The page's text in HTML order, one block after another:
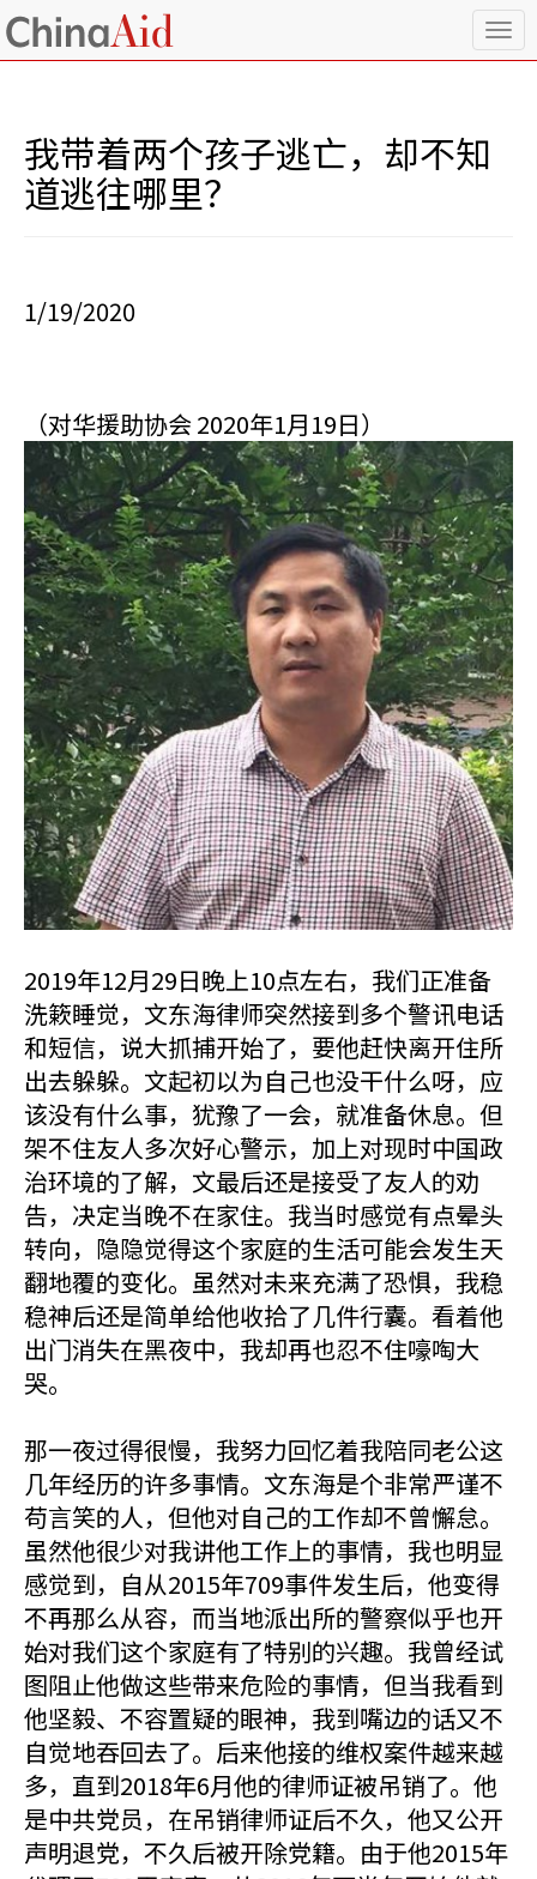
T
o
我带着两个孩子逃亡，却不知
道逃往哪里？
1/19/2020
（对华援助协会 2020年1月19日）
2019年12月29日晚上10点左右，我们正准备
洗簌睡觉，文东海律师突然接到多个警讯电话
和短信，说大抓捕开始了，要他赶快离开住所
出去躲躲。文起初以为自己也没干什么呀，应
该没有什么事，犹豫了一会，就准备休息。但
架不住友人多次好心警示，加上对现时中国政
治环境的了解，文最后还是接受了友人的劝
告，决定当晚不在家住。我当时感觉有点晕头
转向，隐隐觉得这个家庭的生活可能会发生天
翻地覆的变化。虽然对未来充满了恐惧，我稳
稳神后还是简单给他收拾了几件行囊。看着他
出门消失在黑夜中，我却再也忍不住嚎啕大
哭。
那一夜过得很慢，我努力回忆着我陪同老公这
几年经历的许多事情。文东海是个非常严谨不
苟言笑的人，但他对自己的工作却不曾懈怠。
虽然他很少对我讲他工作上的事情，我也明显
感觉到，自从2015年709事件发生后，他变得
不再那么从容，而当地派出所的警察似乎也开
始对我们这个家庭有了特别的兴趣。我曾经试
图阻止他做这些带来危险的事情，但当我看到
他坚毅、不容置疑的眼神，我到嘴边的话又不
自觉地吞回去了。后来他接的维权案件越来越
多，直到2018年6月他的律师证被吊销了。他
是中共党员，在吊销律师证后不久，他又公开
声明退党，不久后被开除党籍。由于他2015年